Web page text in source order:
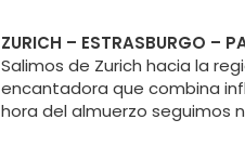
ZURICH – ESTRASBURGO –
Salimos de Zurich hacia la
encantadora que combina
hora del almuerzo seguimos